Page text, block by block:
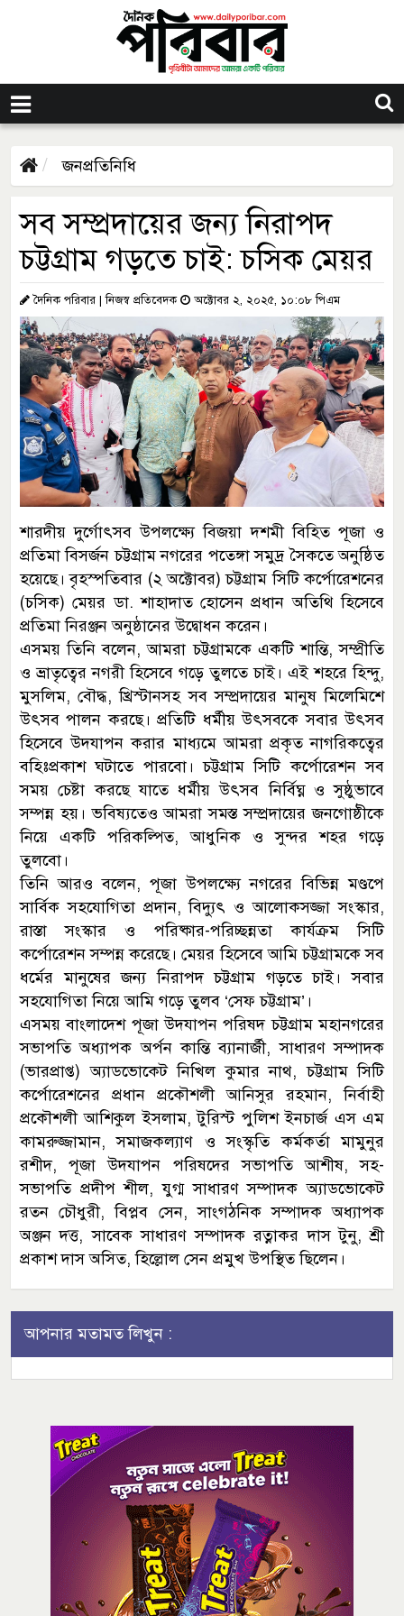
জনপ্রতিনিধি
সব সম্প্রদায়ের জন্য নিরাপদ
চট্টগ্রাম গড়তে চাই: চসিক মেয়র
দৈনিক পরিবার | নিজস্ব প্রতিবেদক অক্টোবর ২, ২০২৫, ১০:০৮ পিএম
শারদীয় দুর্গোৎসব উপলক্ষ্যে বিজয়া দশমী বিহিত পূজা ও
প্রতিমা বিসর্জন চট্টগ্রাম নগরের পতেঙ্গা সমুদ্র সৈকতে অনুষ্ঠিত
হয়েছে। বৃহস্পতিবার (২ অক্টোবর) চট্টগ্রাম সিটি কর্পোরেশনের
(চসিক) মেয়র ডা. শাহাদাত হোসেন প্রধান অতিথি হিসেবে
প্রতিমা নিরঞ্জন অনুষ্ঠানের উদ্বোধন করেন।
এসময় তিনি বলেন, আমরা চট্টগ্রামকে একটি শান্তি, সম্প্রীতি
ও ভ্রাতৃত্বের নগরী হিসেবে গড়ে তুলতে চাই। এই শহরে হিন্দু,
মুসলিম, বৌদ্ধ, খ্রিস্টানসহ সব সম্প্রদায়ের মানুষ মিলেমিশে
উৎসব পালন করছে। প্রতিটি ধর্মীয় উৎসবকে সবার উৎসব
হিসেবে উদযাপন করার মাধ্যমে আমরা প্রকৃত নাগরিকত্বের
বহিঃপ্রকাশ ঘটাতে পারবো। চট্টগ্রাম সিটি কর্পোরেশন সব
সময় চেষ্টা করছে যাতে ধর্মীয় উৎসব নির্বিঘ্ন ও সুষ্ঠুভাবে
সম্পন্ন হয়। ভবিষ্যতেও আমরা সমস্ত সম্প্রদায়ের জনগোষ্ঠীকে
নিয়ে একটি পরিকল্পিত, আধুনিক ও সুন্দর শহর গড়ে
তুলবো।
তিনি আরও বলেন, পূজা উপলক্ষ্যে নগরের বিভিন্ন মণ্ডপে
সার্বিক সহযোগিতা প্রদান, বিদ্যুৎ ও আলোকসজ্জা সংস্কার,
রাস্তা সংস্কার ও পরিষ্কার-পরিচ্ছন্নতা কার্যক্রম সিটি
কর্পোরেশন সম্পন্ন করেছে। মেয়র হিসেবে আমি চট্টগ্রামকে সব
ধর্মের মানুষের জন্য নিরাপদ চট্টগ্রাম গড়তে চাই। সবার
সহযোগিতা নিয়ে আমি গড়ে তুলব ‘সেফ চট্টগ্রাম’।
এসময় বাংলাদেশ পূজা উদযাপন পরিষদ চট্টগ্রাম মহানগরের
সভাপতি অধ্যাপক অর্পন কান্তি ব্যানার্জী, সাধারণ সম্পাদক
(ভারপ্রাপ্ত) অ্যাডভোকেট নিখিল কুমার নাথ, চট্টগ্রাম সিটি
কর্পোরেশনের প্রধান প্রকৌশলী আনিসুর রহমান, নির্বাহী
প্রকৌশলী আশিকুল ইসলাম, টুরিস্ট পুলিশ ইনচার্জ এস এম
কামরুজ্জামান, সমাজকল্যাণ ও সংস্কৃতি কর্মকর্তা মামুনুর
রশীদ, পূজা উদযাপন পরিষদের সভাপতি আশীষ, সহ-
সভাপতি প্রদীপ শীল, যুগ্ম সাধারণ সম্পাদক অ্যাডভোকেট
রতন চৌধুরী, বিপ্লব সেন, সাংগঠনিক সম্পাদক অধ্যাপক
অঞ্জন দত্ত, সাবেক সাধারণ সম্পাদক রত্নাকর দাস টুনু, শ্রী
প্রকাশ দাস অসিত, হিল্লোল সেন প্রমুখ উপস্থিত ছিলেন।
আপনার মতামত লিখুন :